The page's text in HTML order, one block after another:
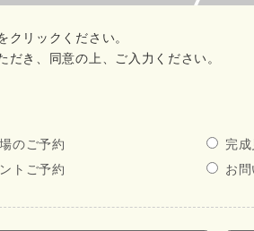
リックください。
き、同意の上、ご入力ください。
のご予約
完
トご予約
お